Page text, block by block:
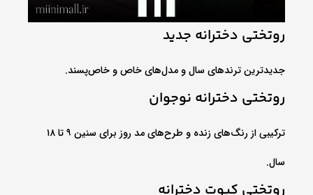
روتختی دخترانه جدید
جدیدترین ترندهای سال و مدل‌های خاص و خاص‌پسند.
روتختی دخترانه نوجوان
ترکیبی از رنگ‌های زنده و طرح‌های مد روز برای سنین ۹ تا ۱۸
سال.
روتختی کیوت دخترانه